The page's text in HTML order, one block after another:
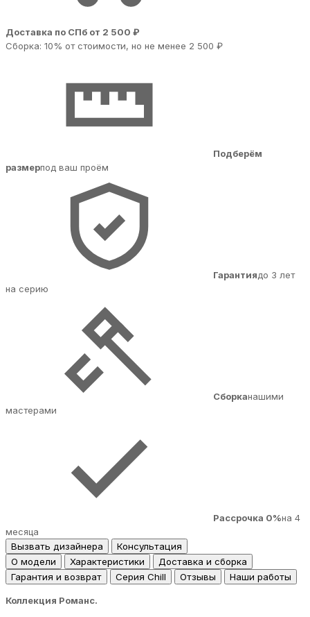
Доставка по СПб от 2 500 ₽
Сборка: 10% от стоимости, но не менее 2 500 ₽
Подберём
размерпод ваш проём
Гарантиядо 3 лет
на серию
Сборканашими
мастерами
Рассрочка 0%на 4
месяца
Вызвать дизайнера
Консультация
О модели
Характеристики
Доставка и сборка
Гарантия и возврат
Серия Chill Отзывы Наши работы
Коллекция Романс.